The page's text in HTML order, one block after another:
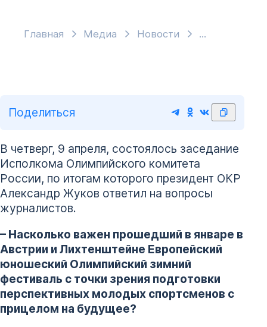
Главная Медиа Новости
Поделиться
В четверг, 9 апреля, состоялось заседание
Исполкома Олимпийского комитета
России, по итогам которого президент ОКР
Александр Жуков ответил на вопросы
журналистов.
– Насколько важен прошедший в январе в
Австрии и Лихтенштейне Европейский
юношеский Олимпийский зимний
фестиваль с точки зрения подготовки
перспективных молодых спортсменов с
прицелом на будущее?